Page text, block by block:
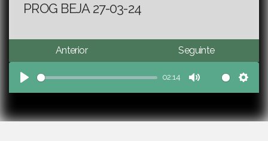
PROG BEJA 27-03-24
Anterior Seguinte
Play
02:14
Mute